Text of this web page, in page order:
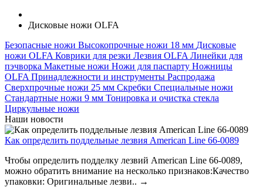
Дисковые ножи OLFA
Безопасные ножи Высокопрочные ножи 18 мм Дисковые
ножи OLFA Коврики для резки Лезвия OLFA Линейки для
пэчворка Макетные ножи Ножи для паспарту Ножницы
OLFA Принадлежности и инструменты Распродажа
Сверхпрочные ножи 25 мм Скребки Специальные ножи
Стандартные ножи 9 мм Тонировка и очистка стекла
Циркульные ножи
Наши новости
Как определить поддельные лезвия American Line 66-0089
Чтобы определить подделку лезвий American Line 66-0089,
можно обратить внимание на несколько признаков:Качество
упаковки: Оригинальные лезви.. →